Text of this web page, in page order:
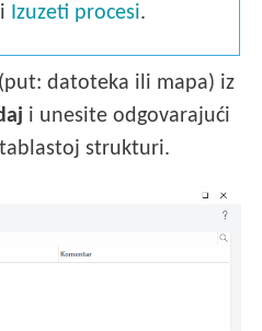
Izuzeti procesi.
(put: datoteka ili mapa) iz
i unesite odgovarajući
strukturi.